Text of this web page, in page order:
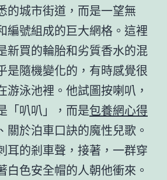
的城市街道，而是一望無
編號組成的巨大網格。這裡
新買的輪胎和劣質香水的混
是隨機變化的，有時感覺很
游泳池裡。他試圖按喇叭，
「叭叭」，而是包養網心得
關於泊車口訣的魔性兒歌。
耳的剎車聲，接著，一群穿
白色安全帽的人朝他衝來。